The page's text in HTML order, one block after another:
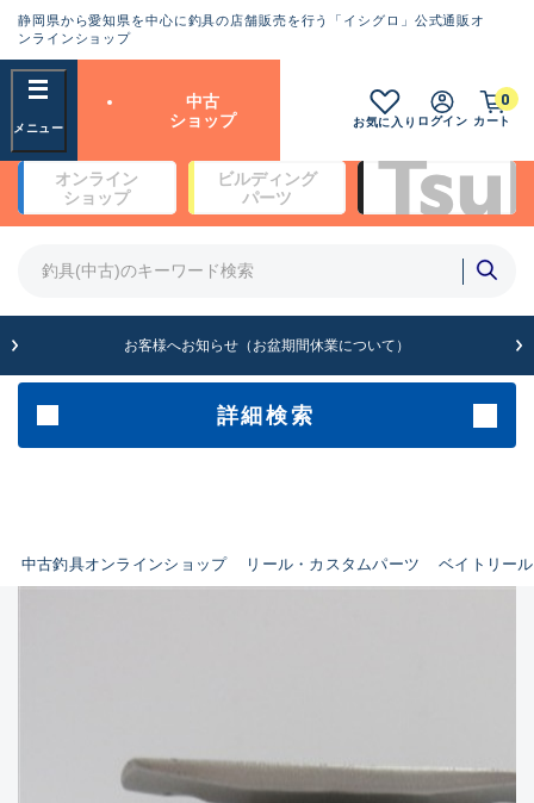
静岡県から愛知県を中心に釣具の店舗販売を行う「イシグロ」公式通販オ
ンラインショップ
中古
ショップ
お気に入り ログイン カート
0
オンライン
ショップ
ビルディング
パーツ
お客様へお知らせ（お盆期間休業について）
詳細検索
中古釣具オンラインショップ リール・カスタムパーツ ベイトリール
フリーワード
商品カテゴリ
竿・ルアーロッド(64434)
その他・雑品(1068)
イシグロフレスポ鈴鹿店
イシグロカインズモール彦根店
ランクとは？
良
SA
新古品（メーカー問屋から仕
入れた未使用品）
※店頭展示時の置き傷が付いている
ものも含む
傷が極めて少ない極上品
B
使用感や傷のある一般的な中